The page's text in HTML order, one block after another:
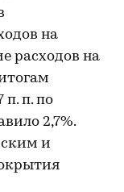
на
расходов на
п. п. по
2,7%.
и